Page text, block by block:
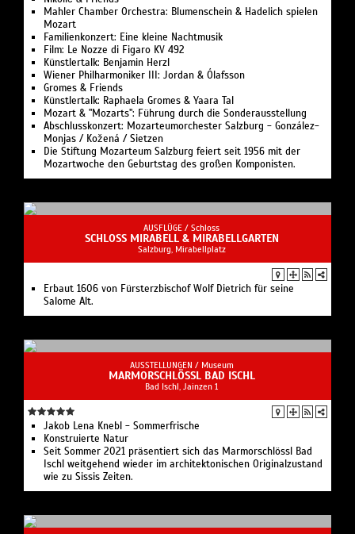
Mahler Chamber Orchestra: Blumenschein & Hadelich spielen
Mozart
Familienkonzert: Eine kleine Nachtmusik
Film: Le Nozze di Figaro KV 492
Künstlertalk: Benjamin Herzl
Wiener Philharmoniker III: Jordan & Ólafsson
Gromes & Friends
Künstlertalk: Raphaela Gromes & Yaara Tal
Mozart & "Mozarts": Führung durch die Sonderausstellung
Abschlusskonzert: Mozarteumorchester Salzburg - González-
Monjas / Kožená / Sietzen
Die Stiftung Mozarteum Salzburg feiert seit 1956 mit der
Mozartwoche den Geburtstag des großen Komponisten.
AUSFLÜGE / Schloss
SCHLOSS MIRABELL & MIRABELLGARTEN
Salzburg, Mirabellplatz
Erbaut 1606 von Fürsterzbischof Wolf Dietrich für seine
Salome Alt.
AUSSTELLUNGEN / Museum
MARMORSCHLÖSSL BAD ISCHL
Bad Ischl, Jainzen 1
Jakob Lena Knebl - Sommer­frische
Konstruierte Natur
Seit Sommer 2021 präsentiert sich das Marmorschlössl Bad
Ischl weitgehend wieder im architektonischen Originalzustand
wie zu Sissis Zeiten.